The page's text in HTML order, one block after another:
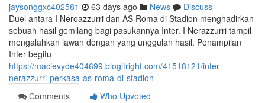
jaysonggxc402581 63 days ago News
Discuss
Duel antara I Neroazzurri dan AS Roma di Stadion menghadirkan
sebuah hasil gemilang bagi pasukannya Inter. I Nerazzurri tampil
mengalahkan lawan dengan yang unggulan hasil. Penampilan
Inter begitu
https://macievyde404699.blogitright.com/41518121/inter-
nerazzurri-perkasa-as-roma-di-stadion
Comments
Who Upvoted